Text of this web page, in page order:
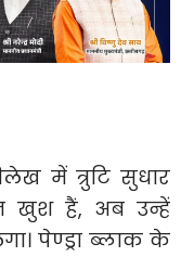
में त्रुटि सुधार
खुश हैं, अब उन्हें
पेण्ड्रा ब्लाक के